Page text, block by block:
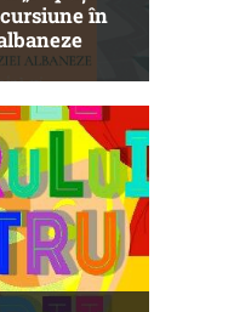
în